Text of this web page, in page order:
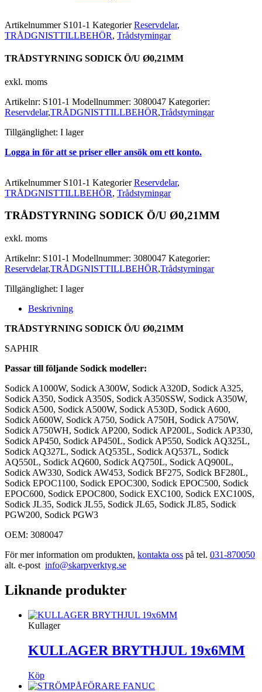
Artikelnummer S101-1 Kategorier Reservdelar,
TRÅDGNISTTILLBEHÖR, Trådstyrningar
TRÅDSTYRNING SODICK Ö/U Ø0,21MM
exkl. moms
Artikelnr: S101-1 Modellnummer: 3080047 Kategorier:
Reservdelar,TRÅDGNISTTILLBEHÖR,Trådstyrningar
Tillgänglighet: I lager
Logga in för att se priser eller ansök om ett konto.
Artikelnummer S101-1 Kategorier Reservdelar,
TRÅDGNISTTILLBEHÖR, Trådstyrningar
TRÅDSTYRNING SODICK Ö/U Ø0,21MM
exkl. moms
Artikelnr: S101-1 Modellnummer: 3080047 Kategorier:
Reservdelar,TRÅDGNISTTILLBEHÖR,Trådstyrningar
Tillgänglighet: I lager
Beskrivning
TRÅDSTYRNING SODICK Ö/U Ø0,21MM
SAPHIR
Passar till följande Sodick modeller:
Sodick A1000W, Sodick A300W, Sodick A320D, Sodick A325,
Sodick A350, Sodick A350S, Sodick A350SSW, Sodick A350W,
Sodick A500, Sodick A500W, Sodick A530D, Sodick A600,
Sodick A600W, Sodick A750, Sodick A750H, Sodick A750W,
Sodick A750WH, Sodick AP200, Sodick AP200L, Sodick AP330,
Sodick AP450, Sodick AP450L, Sodick AP550, Sodick AQ325L,
Sodick AQ327L, Sodick AQ535L, Sodick AQ537L, Sodick
AQ550L, Sodick AQ600, Sodick AQ750L, Sodick AQ900L,
Sodick AW330, Sodick AW453, Sodick BF275, Sodick BF280L,
Sodick EPOC1100, Sodick EPOC300, Sodick EPOC500, Sodick
EPOC600, Sodick EPOC800, Sodick EXC100, Sodick EXC100S,
Sodick JL35, Sodick JL55, Sodick JL65, Sodick JL85, Sodick
PGW200, Sodick PGW3
OEM: 3080047
För mer information om produkten, kontakta oss på tel. 031-870050
alt. e-post info@skarpverktyg.se
Liknande produkter
Kullager
KULLAGER BRYTHJUL 19x6MM
Köp